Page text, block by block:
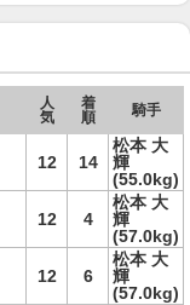
人
気
着
順
騎手
12 14
松本 大
輝
(55.0kg)
12 4
松本 大
輝
(57.0kg)
12 6
松本 大
輝
(57.0kg)